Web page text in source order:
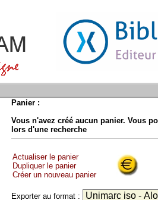
Panier :
Vous n'avez créé aucun panier. Vous
lors d'une recherche
Actualiser le panier
Dupliquer le panier
Créer un nouveau panier
Exporter au format :